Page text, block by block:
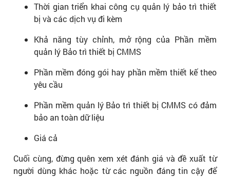
Thời gian triển khai công cụ quản lý bảo trì thiết
bị và các dịch vụ đi kèm
Khả năng tùy chỉnh, mở rộng của Phần mềm
quản lý Bảo trì thiết bị CMMS
Phần mềm đóng gói hay phần mềm thiết kế theo
yêu cầu
Phần mềm quản lý Bảo trì thiết bị CMMS có đảm
bảo an toàn dữ liệu
Giá cả
Cuối cùng, đừng quên xem xét đánh giá và đề xuất từ
người dùng khác hoặc từ các nguồn đáng tin cậy để